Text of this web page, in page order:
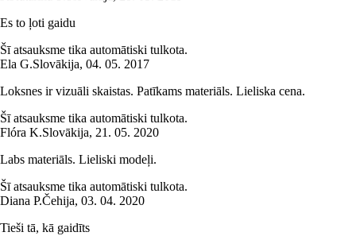
Es to ļoti gaidu
Šī atsauksme tika automātiski tulkota.
Ela G.Slovākija, 04. 05. 2017
Loksnes ir vizuāli skaistas. Patīkams materiāls. Lieliska cena.
Šī atsauksme tika automātiski tulkota.
Flóra K.Slovākija, 21. 05. 2020
Labs materiāls. Lieliski modeļi.
Šī atsauksme tika automātiski tulkota.
Diana P.Čehija, 03. 04. 2020
Tieši tā, kā gaidīts